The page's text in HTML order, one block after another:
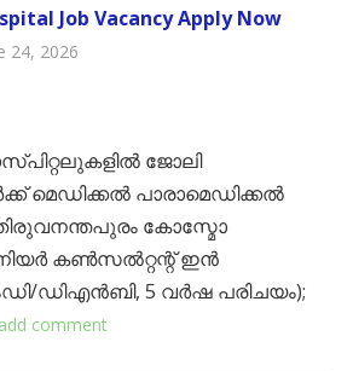
Job Vacancy Apply Now
24, 2026
ജോലി
മെഡിക്കൽ പാരാമെഡിക്കൽ
​കോസ്മോ
കൺസൽറ്റന്റ് ഇൻ
ഡിഎൻബി, 5 വർഷ പരിചയം);
add comment